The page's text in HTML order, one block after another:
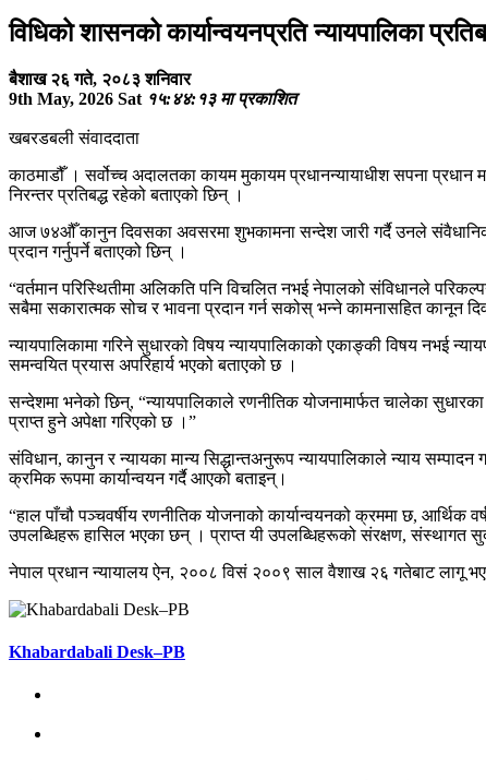
विधिको शासनको कार्यान्वयनप्रति न्यायपालिका
बैशाख २६ गते, २०८३ शनिवार
9th May, 2026 Sat १५:४४:१३ मा प्रकाशित
खबरडबली संवाददाता
काठमाडौँ । सर्वोच्च अदालतका कायम मुकायम प्रधानन्यायाधीश सपना प्रधान
निरन्तर प्रतिबद्ध रहेको बताएको छिन् ।
आज ७४औँ कानुन दिवसका अवसरमा शुभकामना सन्देश जारी गर्दै उनले संवैधानिक
प्रदान गर्नुपर्ने बताएको छिन् ।
“वर्तमान परिस्थितीमा अलिकति पनि विचलित नभई नेपालको संविधानले
सबैमा सकारात्मक सोच र भावना प्रदान गर्न सकोस् भन्ने कामनासहित कानून
न्यायपालिकामा गरिने सुधारको विषय न्यायपालिकाको एकाङ्की विषय नभई
समन्वयित प्रयास अपरिहार्य भएको बताएको छ ।
सन्देशमा भनेको छिन्, “न्यायपालिकाले रणनीतिक योजनामार्फत चालेका
प्राप्त हुने अपेक्षा गरिएको छ ।”
संविधान, कानुन र न्यायका मान्य सिद्धान्तअनुरूप न्यायपालिकाले न्याय
क्रमिक रूपमा कार्यान्वयन गर्दै आएको बताइन्।
“हाल पाँचौ पञ्चवर्षीय रणनीतिक योजनाको कार्यान्वयनको क्रममा छ,
उपलब्धिहरू हासिल भएका छन् । प्राप्त यी उपलब्धिहरूको संरक्षण, संस्थागत
नेपाल प्रधान न्यायालय ऐन, २००८ विसं २००९ साल वैशाख २६ गतेबाट लागू
Khabardabali Desk–PB